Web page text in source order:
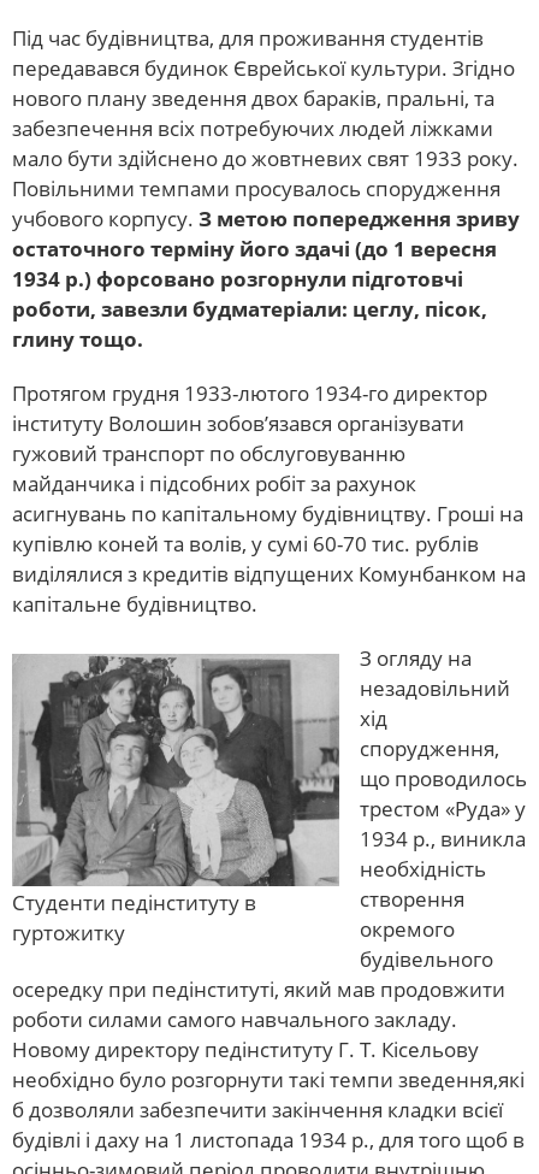
Під час будівництва, для проживання студентів
передавався будинок Єврейської культури. Згідно
нового плану зведення двох бараків, пральні, та
забезпечення всіх потребуючих людей ліжками
мало бути здійснено до жовтневих свят 1933 року.
Повільними темпами просувалось спорудження
учбового корпусу. З метою попередження зриву
остаточного терміну його здачі (до 1 вересня
1934 р.) форсовано розгорнули підготовчі
роботи, завезли будматеріали: цеглу, пісок,
глину тощо.
Протягом грудня 1933-лютого 1934-го директор
інституту Волошин зобов’язався організувати
гужовий транспорт по обслуговуванню
майданчика і підсобних робіт за рахунок
асигнувань по капітальному будівництву. Гроші на
купівлю коней та волів, у сумі 60-70 тис. рублів
виділялися з кредитів відпущених Комунбанком на
капітальне будівництво.
Студенти педінституту в
гуртожитку
З огляду на
незадовільний
хід
спорудження,
що проводилось
трестом «Руда» у
1934 р., виникла
необхідність
створення
окремого
будівельного
осередку при педінституті, який мав продовжити
роботи силами самого навчального закладу.
Новому директору педінституту Г. Т. Кісельову
необхідно було розгорнути такі темпи зведення,які
б дозволяли забезпечити закінчення кладки всієї
будівлі і даху на 1 листопада 1934 р., для того щоб в